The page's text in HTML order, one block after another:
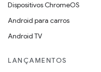
Dispositivos ChromeOS
Android para carros
Android TV
LANÇAMENTOS